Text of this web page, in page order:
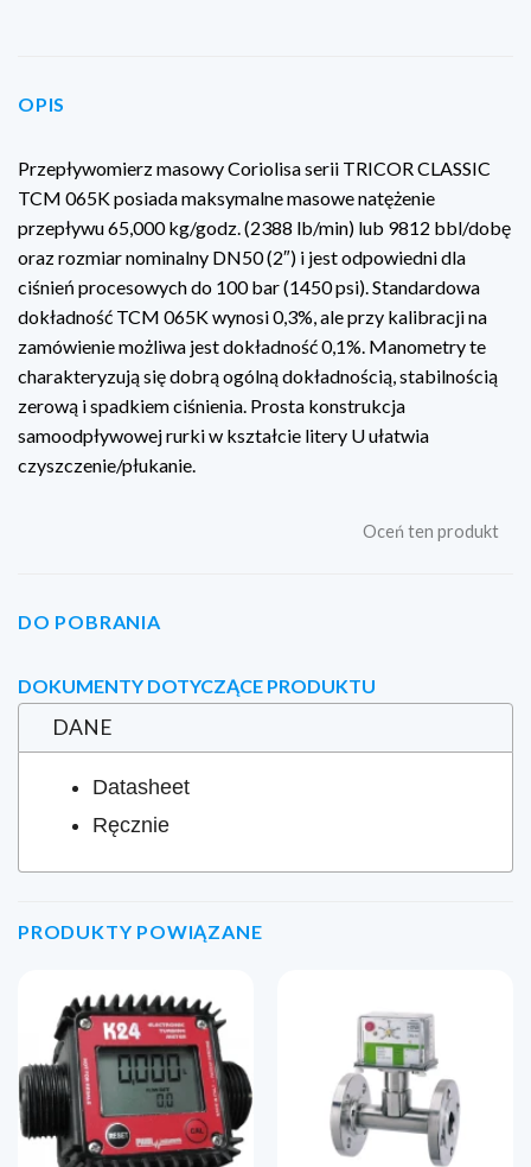
OPIS
Przepływomierz masowy Coriolisa serii TRICOR CLASSIC
TCM 065K posiada maksymalne masowe natężenie
przepływu 65,000 kg/godz. (2388 lb/min) lub 9812 bbl/dobę
oraz rozmiar nominalny DN50 (2″) i jest odpowiedni dla
ciśnień procesowych do 100 bar (1450 psi). Standardowa
dokładność TCM 065K wynosi 0,3%, ale przy kalibracji na
zamówienie możliwa jest dokładność 0,1%. Manometry te
charakteryzują się dobrą ogólną dokładnością, stabilnością
zerową i spadkiem ciśnienia. Prosta konstrukcja
samoodpływowej rurki w kształcie litery U ułatwia
czyszczenie/płukanie.
Oceń ten produkt
DO POBRANIA
DOKUMENTY DOTYCZĄCE PRODUKTU
DANE
Datasheet
Ręcznie
PRODUKTY POWIĄZANE